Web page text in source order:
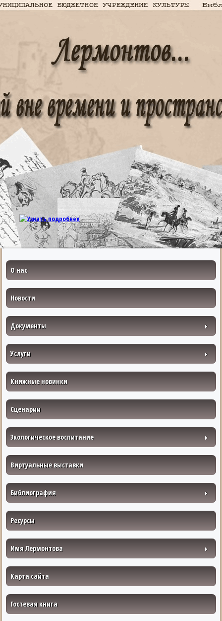
О нас
Новости
Документы
Услуги
Книжные новинки
Сценарии
Экологическое воспитание
Виртуальные выставки
Библиография
Ресурсы
Имя Лермонтова
Карта сайта
Гостевая книга